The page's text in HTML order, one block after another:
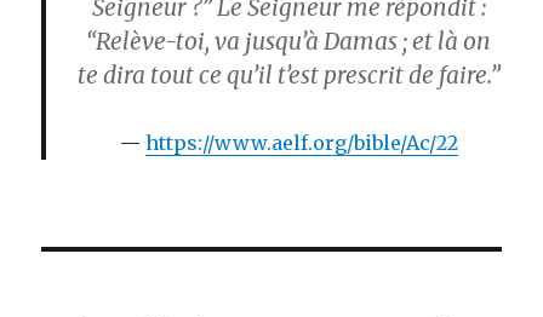
Seigneur ?” Le Seigneur me répondit :
“Relève-toi, va jusqu’à Damas ; et là on
te dira tout ce qu’il t’est prescrit de faire.”
https://www.aelf.org/bible/Ac/22